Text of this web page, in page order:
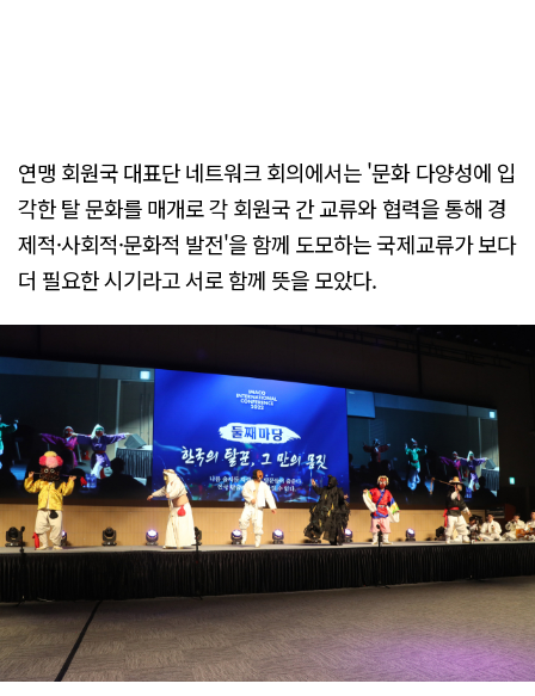
연맹 회원국 대표단 네트워크 회의에서는 '문화 다양성에 입
각한 탈 문화를 매개로 각 회원국 간 교류와 협력을 통해 경
제적·사회적·문화적 발전'을 함께 도모하는 국제교류가 보다
더 필요한 시기라고 서로 함께 뜻을 모았다.